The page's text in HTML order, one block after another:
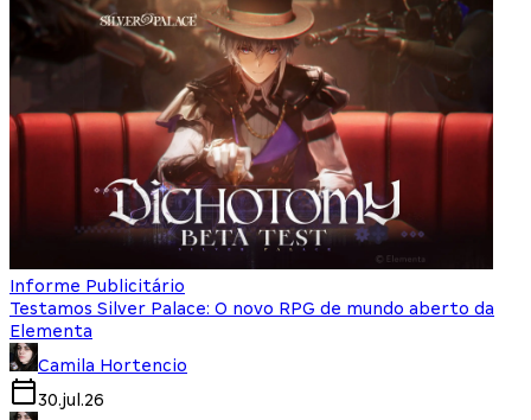
Informe Publicitário
Testamos Silver Palace: O novo RPG de mundo aberto da
Elementa
Camila Hortencio
30.jul.26